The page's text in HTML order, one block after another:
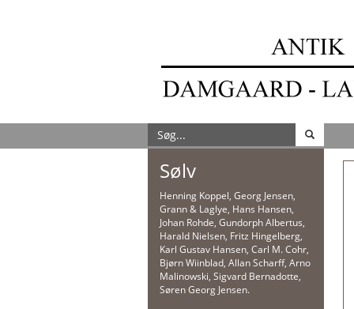
Sølv
Henning Koppel, Georg Jensen,
Grann & Laglye, Hans Hansen,
Johan Rohde, Gundorph Albertus,
Harald Nielsen, Fritz Hingelberg,
Karl Gustav Hansen, Carl M. Cohr,
Bjørn Wiinblad, Allan Scharff, Arno
Malinowski, Sigvard Bernadotte,
Søren Georg Jensen.